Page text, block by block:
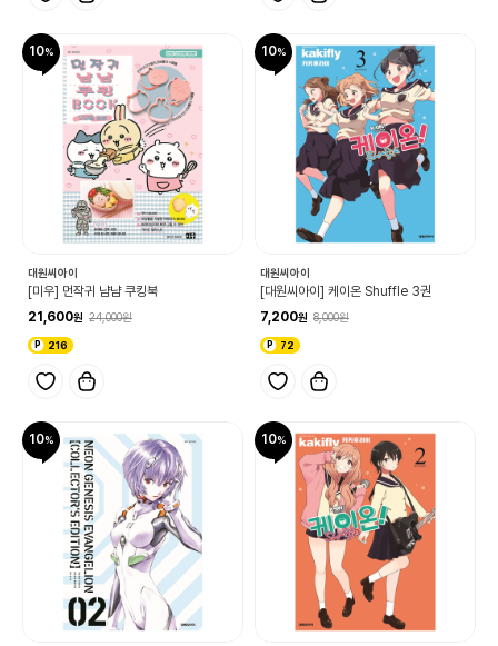
10
대원씨아이
[미우] 먼작귀 냠냠 쿠킹북
21,600
24,000
216
10
대원씨아이
[대원씨아이] 케이온 Shuffle 3권
7,200
8,000
72
10 10